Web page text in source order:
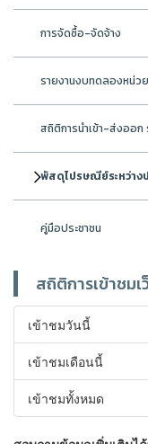
การจัดซื้อ-จัดจ้าง
รายงานงบทดลองหน่ว
สถิติการนำเข้า-ส่งออก
พัสดุไปรษณีย์ระหว่าง
คู่มือประชาชน
สถิติการเข้าชมเ
เข้าชมวันนี้
เข้าชมเดือนนี้
เข้าชมทั้งหมด